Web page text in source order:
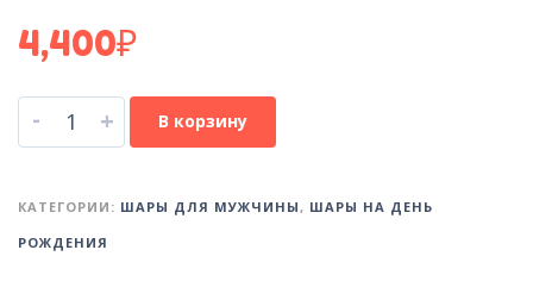
4,400₽
- + В корзину
КАТЕГОРИИ: ШАРЫ ДЛЯ МУЖЧИНЫ, ШАРЫ НА ДЕНЬ
РОЖДЕНИЯ